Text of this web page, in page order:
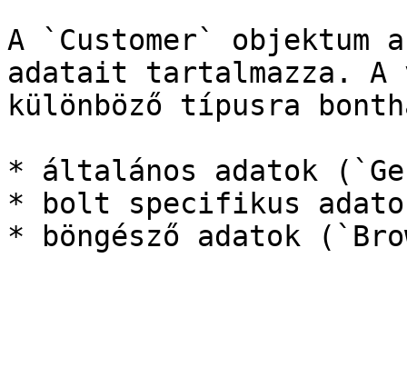
A `Customer` objektum
adatait tartalmazza. A
különböző típusra
* általános adatok
* bolt specifikus